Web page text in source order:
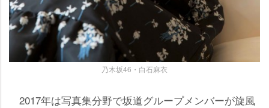
乃木坂46・白石麻衣
2017年は写真集分野で坂道グループメンバーが旋風